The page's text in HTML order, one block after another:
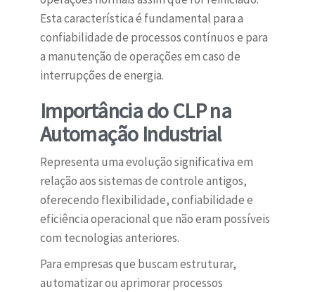
Esta característica é fundamental para a
confiabilidade de processos contínuos e para
a manutenção de operações em caso de
interrupções de energia.
Importância do CLP na
Automação Industrial
Representa uma evolução significativa em
relação aos sistemas de controle antigos,
oferecendo flexibilidade, confiabilidade e
eficiência operacional que não eram possíveis
com tecnologias anteriores.
Para empresas que buscam estruturar,
automatizar ou aprimorar processos